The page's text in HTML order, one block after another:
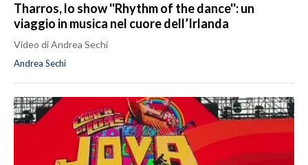
Tharros, lo show ''Rhythm of the dance'': un
viaggio in musica nel cuore dell’Irlanda
Video di Andrea Sechi
Andrea Sechi